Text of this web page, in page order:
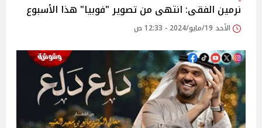
نرمين الفقى: انتهى من تصوير "فوبيا" هذا الأسبوع
الأحد 19/مايو/2024 - 12:33 ص